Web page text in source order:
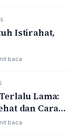
Istirahat,
baca
Lama:
dan Cara
Aman
baca